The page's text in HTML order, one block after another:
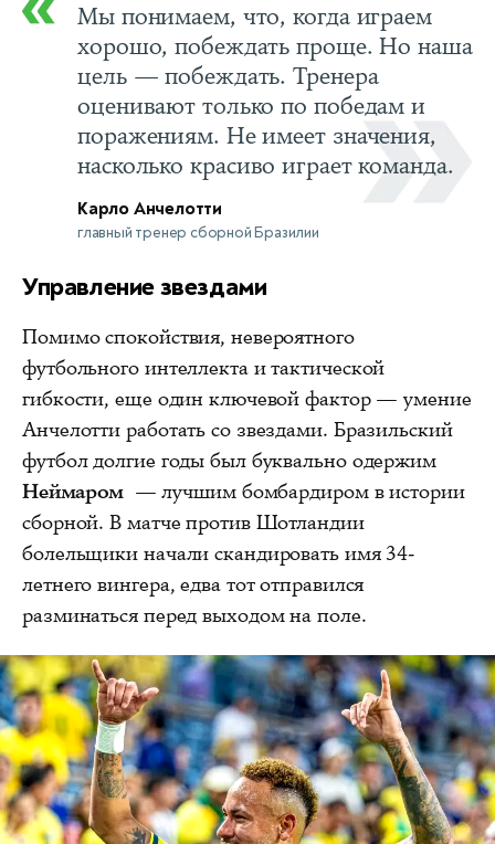
Мы понимаем, что, когда играем
хорошо, побеждать проще. Но наша
цель — побеждать. Тренера
оценивают только по победам и
поражениям. Не имеет значения,
насколько красиво играет команда.
Карло Анчелотти
главный тренер сборной Бразилии
Управление звездами
Помимо спокойствия, невероятного
футбольного интеллекта и тактической
гибкости, еще один ключевой фактор — умение
Анчелотти работать со звездами. Бразильский
футбол долгие годы был буквально одержим
Неймаром— лучшим бомбардиром в истории
сборной. В матче против Шотландии
болельщики начали скандировать имя 34-
летнего вингера, едва тот отправился
разминаться перед выходом на поле.